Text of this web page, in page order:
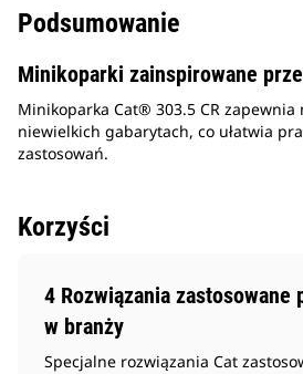
Podsumowanie
Minikoparki zainspirowane
Minikoparka Cat® 303.5 CR
niewielkich gabarytach, co ułatwia
zastosowań.
Korzyści
4 Rozwiązania zastosowane
w branży
Specjalne rozwiązania Cat